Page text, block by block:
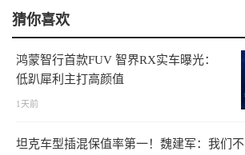
猜你喜欢
鸿蒙智行首款FUV 智界RX实车曝光：
低趴犀利主打高颜值
1天前
坦克车型插混保值率第一！魏建军：我们不